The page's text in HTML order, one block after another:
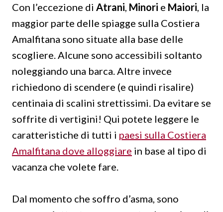
Con l’eccezione di Atrani, Minori e Maiori, la
maggior parte delle spiagge sulla Costiera
Amalfitana sono situate alla base delle
scogliere. Alcune sono accessibili soltanto
noleggiando una barca. Altre invece
richiedono di scendere (e quindi risalire)
centinaia di scalini strettissimi. Da evitare se
soffrite di vertigini! Qui potete leggere le
caratteristiche di tutti i paesi sulla Costiera
Amalfitana dove alloggiare in base al tipo di
vacanza che volete fare.
Dal momento che soffro d’asma, sono